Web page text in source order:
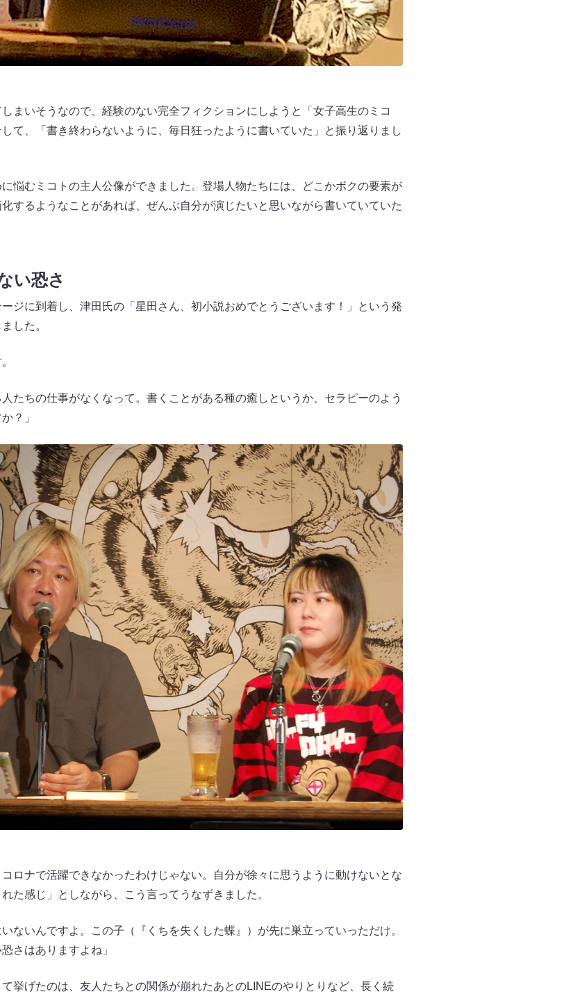
まいそうなので、経験のない完全フィクションにしようと「女子高生のミコ
て、「書き終わらないように、毎日狂ったように書いていた」と振り返りまし
悩むミコトの主人公像ができました。登場人物たちには、どこかボクの要素が
するようなことがあれば、ぜんぶ自分が演じたいと思いながら書いていていた
い恐さ
ジに到着し、津田氏の「星田さん、初小説おめでとうございます！」という発
した。
たちの仕事がなくなって。書くことがある種の癒しというか、セラピーのよう
？」
ロナで活躍できなかったわけじゃない。自分が徐々に思うように動けないとな
た感じ」としながら、こう言ってうなずきました。
ないんですよ。この子（『くちを失くした蝶』）が先に巣立っていっただけ。
さはありますよね」
挙げたのは、友人たちとの関係が崩れたあとのLINEのやりとりなど、長く続